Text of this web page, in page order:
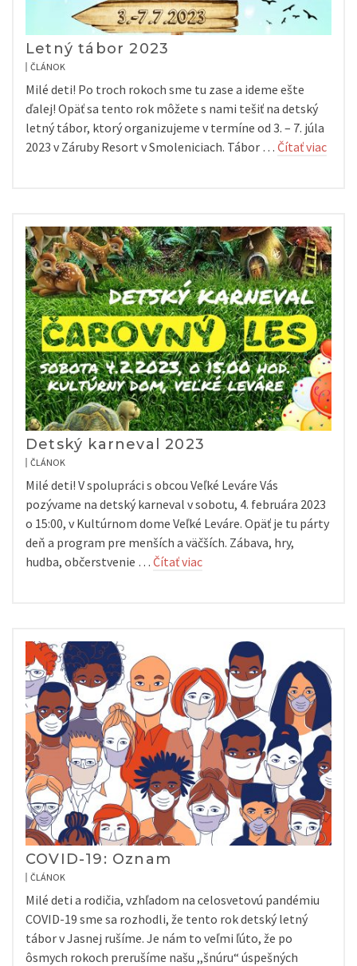
Letný tábor 2023
ČLÁNOK
Milé deti! Po troch rokoch sme tu zase a ideme ešte
ďalej! Opäť sa tento rok môžete s nami tešiť na detský
letný tábor, ktorý organizujeme v termíne od 3. – 7. júla
2023 v Záruby Resort v Smoleniciach. Tábor … Čítať viac
Detský karneval 2023
ČLÁNOK
Milé deti! V spolupráci s obcou Veľké Leváre Vás
pozývame na detský karneval v sobotu, 4. februára 2023
o 15:00, v Kultúrnom dome Veľké Leváre. Opäť je tu párty
deň a program pre menších a väčších. Zábava, hry,
hudba, občerstvenie … Čítať viac
COVID-19: Oznam
ČLÁNOK
Milé deti a rodičia, vzhľadom na celosvetovú pandémiu
COVID-19 sme sa rozhodli, že tento rok detský letný
tábor v Jasnej rušíme. Je nám to veľmi ľúto, že po
ôsmych rokoch prerušíme našu ,,šnúru“ úspešných